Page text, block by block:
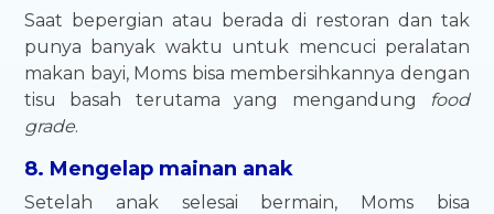
Saat bepergian atau berada di restoran dan tak
punya banyak waktu untuk mencuci peralatan
makan bayi, Moms bisa membersihkannya dengan
tisu basah terutama yang mengandung
food
grade.
8. Mengelap mainan anak
Setelah anak selesai bermain, Moms bisa